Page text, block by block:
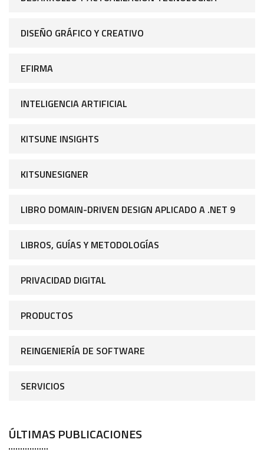
DISEÑO GRÁFICO Y CREATIVO
EFIRMA
INTELIGENCIA ARTIFICIAL
KITSUNE INSIGHTS
KITSUNESIGNER
LIBRO DOMAIN-DRIVEN DESIGN APLICADO A .NET 9
LIBROS, GUÍAS Y METODOLOGÍAS
PRIVACIDAD DIGITAL
PRODUCTOS
REINGENIERÍA DE SOFTWARE
SERVICIOS
ÚLTIMAS PUBLICACIONES